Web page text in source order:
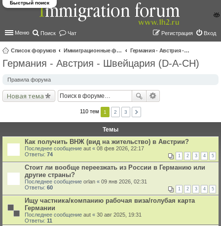
Меню Поиск Чат Вход
Регистрация
Список форумов Иммиграционные форумы | Immigration forums
Германия - Австрия - Швейцария (D-A-CH)
Быстрый поиск
Германия - Австрия - Швейцария (D-A-CH)
Правила форума
Новая тема
110 тем 1 2 3
Темы
Как получить ВНЖ (вид на жительство) в Австрии?
Последнее сообщение aut « 08 фев 2026, 22:17
Ответы: 74 1 2 3 4 5
Стоит ли вообще переезжать из России в Германию или
другие страны?
Последнее сообщение orlan « 09 янв 2026, 02:31
Ответы: 60 1 2 3 4 5
Ищу частника/компанию рабочая виза/голубая карта
Германии
Последнее сообщение aut « 30 авг 2025, 19:31
Ответы: 11